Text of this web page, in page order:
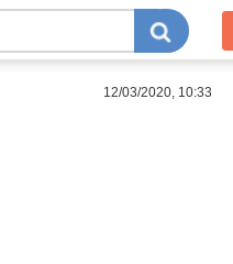
12/03/2020, 10:33